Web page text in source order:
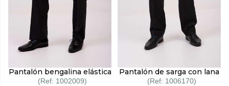
Pantalón bengalina elástica
1002009
Pantalón de sarga con lana
1006170